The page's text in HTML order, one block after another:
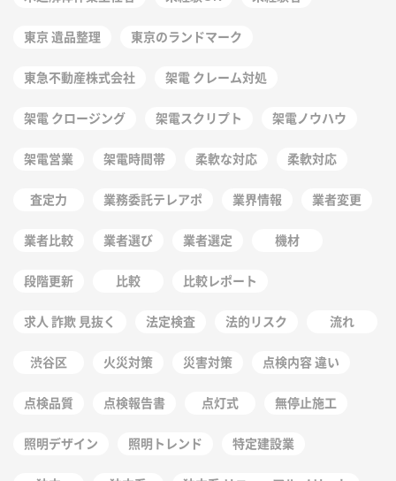
東京 遺品整理 東京のランドマーク
東急不動産株式会社 架電 クレーム対処
架電 クロージング 架電スクリプト 架電ノウハウ
架電営業 架電時間帯 柔軟な対応 柔軟対応
査定力 業務委託テレアポ 業界情報 業者変更
業者比較 業者選び 業者選定 機材
段階更新 比較 比較レポート
求人 詐欺 見抜く 法定検査 法的リスク 流れ
渋谷区 火災対策 災害対策 点検内容 違い
点検品質 点検報告書 点灯式 無停止施工
照明デザイン 照明トレンド 特定建設業